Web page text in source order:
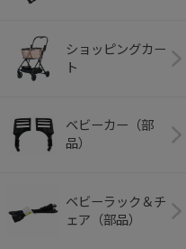
ショッピングカー
ト
ベビーカー（部
品）
ベビーラック＆チ
ェア（部品）